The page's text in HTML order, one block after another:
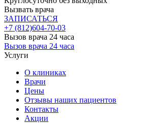
Вызвать врача
ЗАПИСАТЬСЯ
+7 (812)604-70-03
Вызов врача 24 часа
Вызов врача 24 часа
Услуги
О клиниках
Врачи
Цены
Отзывы наших пациентов
Контакты
Акции